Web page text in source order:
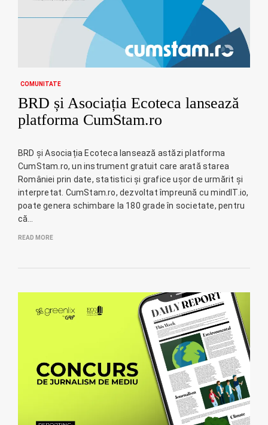
COMUNITATE
BRD și Asociația Ecoteca lansează
platforma CumStam.ro
BRD și Asociația Ecoteca lansează astăzi platforma
CumStam.ro, un instrument gratuit care arată starea
României prin date, statistici și grafice ușor de urmărit și
interpretat. CumStam.ro, dezvoltat împreună cu mindIT.io,
poate genera schimbare la 180 grade în societate, pentru
că…
READ MORE